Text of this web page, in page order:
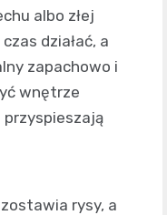
albo złej
działać, a
zapachowo i
wnętrze
przyspieszają
rysy, a